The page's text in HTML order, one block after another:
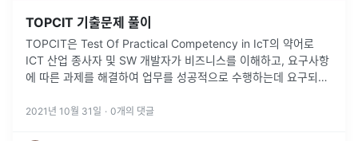
TOPCIT 기출문제 풀이
TOPCIT은 Test Of Practical Competency in IcT의 약어로
ICT 산업 종사자 및 SW 개발자가 비즈니스를 이해하고, 요구사항
에 따른 과제를 해결하여 업무를 성공적으로 수행하는데 요구되는
2021년 10월 31일 · 0개의 댓글